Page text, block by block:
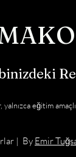
eğitim
| By Emir